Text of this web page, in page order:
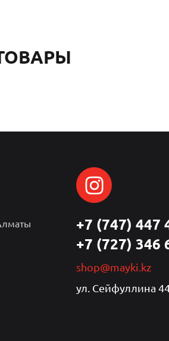
+7 (747) 447
+7 (727) 346
shop@mayki.kz
ул. Сейфуллина